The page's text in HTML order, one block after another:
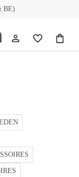
BE)